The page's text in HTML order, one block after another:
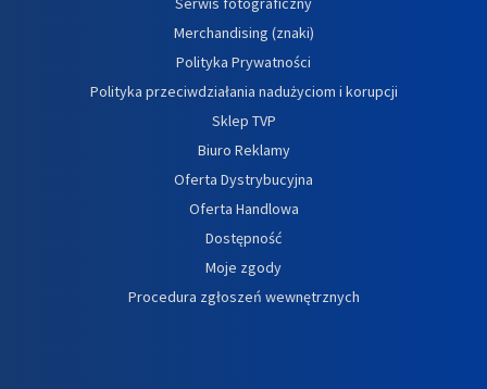
Merchandising (znaki)
Polityka Prywatności
Polityka przeciwdziałania nadużyciom i korupcji
Sklep TVP
Biuro Reklamy
Oferta Dystrybucyjna
Oferta Handlowa
Dostępność
Moje zgody
Procedura zgłoszeń wewnętrznych